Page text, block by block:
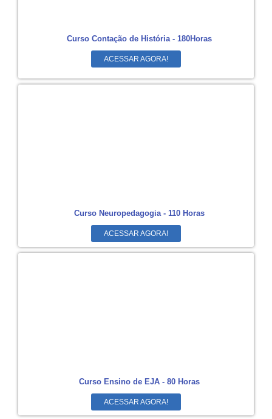
Curso Contação de História - 180Horas
ACESSAR AGORA!
Curso Neuropedagogia - 110 Horas
ACESSAR AGORA!
Curso Ensino de EJA - 80 Horas
ACESSAR AGORA!